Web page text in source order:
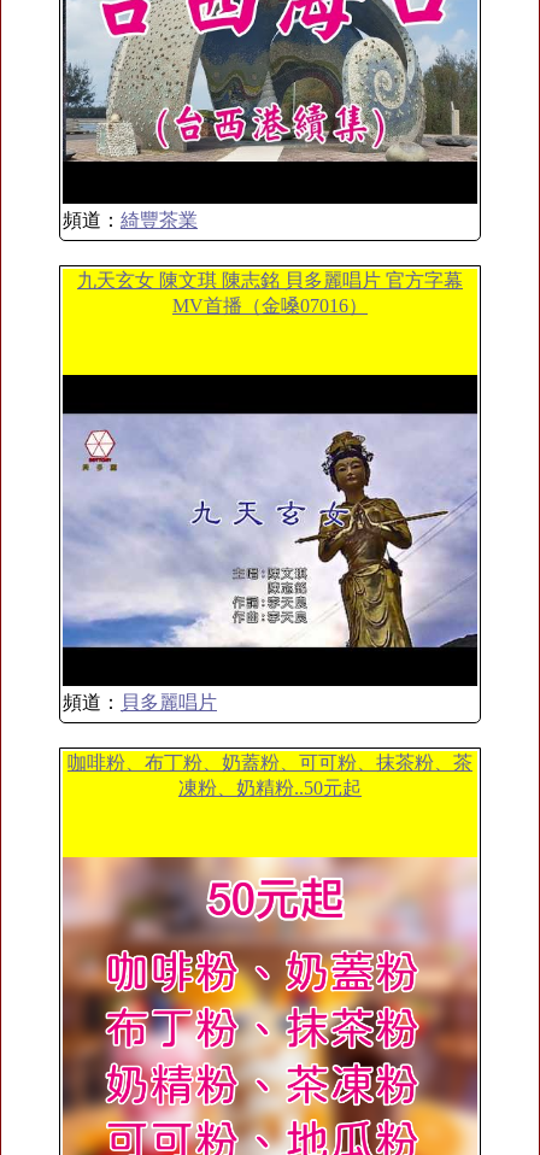
頻道： 綺豐茶業
九天玄女 陳文琪 陳志銘 貝多麗唱片 官方字幕
MV首播（金嗓07016）
頻道： 貝多麗唱片
咖啡粉、布丁粉、奶蓋粉、可可粉、抹茶粉、茶
凍粉、奶精粉..50元起